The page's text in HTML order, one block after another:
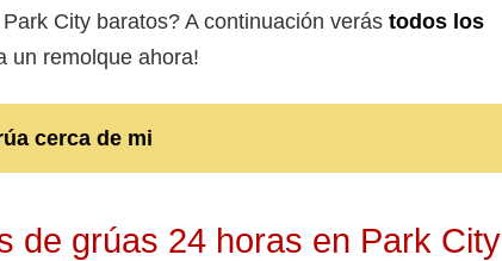
City baratos? A continuación verás todos los
un remolque ahora!
cerca de mi
de grúas 24 horas en Park City